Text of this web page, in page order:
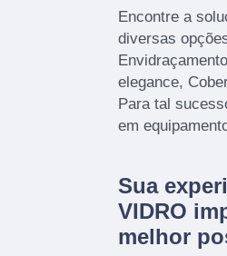
Encontre a
diversas
elegance,
Para tal
em
Sua
VIDRO
melhor